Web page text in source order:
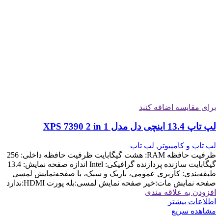
برای مقایسه اضافه کنید
لپ تاپ 13.4 اینچی دل مدل XPS 7390 2 in 1
لپ تاپ و کامپیوتر , لپ تاپ
ظرفیت حافظه RAM: هشت گیگابایت ظرفیت حافظه داخلی: 256
گیگابایت سازنده پردازنده گرافیکی: Intel اندازه صفحه نمایش: 13.4
طبقه‌بندی: کاربری عمومی، باریک و سبک، با صفحه‌نمایش لمسی
صفحه نمایش مات:خیر صفحه نمایش لمسی:بله پورت HDMI:ندارد
افزودن به علاقه مندی
اطلاعات بیشتر
مشاهده سریع